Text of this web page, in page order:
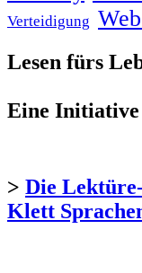
Verteidigung
Lesen fürs
Eine
> Die
Klett